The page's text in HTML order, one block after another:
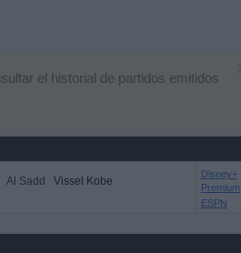
el historial de partidos emitidos
Al Sadd Vissel Kobe
Disney+
Premium
ESPN